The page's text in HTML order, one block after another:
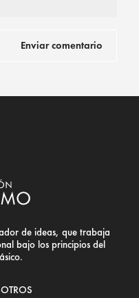
de ideas, que trabaja
bajo los principios del